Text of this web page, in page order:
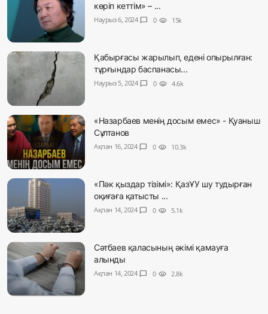
көріп кеттім» – ...
Наурыз 6, 2024 chat_bubble 0 visibility 15k
Қабырғасы жарылып, едені опырылған:
тұрғындар баспанасы...
Наурыз 5, 2024 chat_bubble 0 visibility 4.6k
«Назарбаев менің досым емес» - Қуаныш
Сұлтанов
Ақпан 16, 2024 chat_bubble 0 visibility 10.3k
«Пәк қыздар тізімі»: ҚазҰУ шу тудырған
оқиғаға қатысты ...
Ақпан 14, 2024 chat_bubble 0 visibility 5.1k
Сәтбаев қаласының әкімі қамауға
алынды
Ақпан 14, 2024 chat_bubble 0 visibility 2.8k